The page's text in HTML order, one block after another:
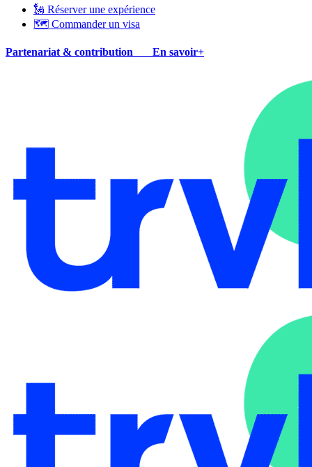
🗽 Réserver une expérience
🗺 Commander un visa
Partenariat & contribution En savoir+